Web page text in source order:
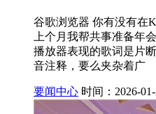
谷歌浏览器 你有没有在
上个月我帮共事准备
播放器表现的歌词是片
音注释，要么夹杂着广
要闻中心 时间：2026-